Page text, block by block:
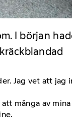
I början
Jag vet att jag
många av